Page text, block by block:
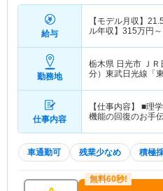
給与
【モデル月収】 21.5
ル年収】 315万円～
勤務地
栃木県 日光市 Ｊ
分）東武日光線「
仕事内容
【仕事内容】 ■理
機能の回復のお手伝
車通勤可 残業少なめ 積極